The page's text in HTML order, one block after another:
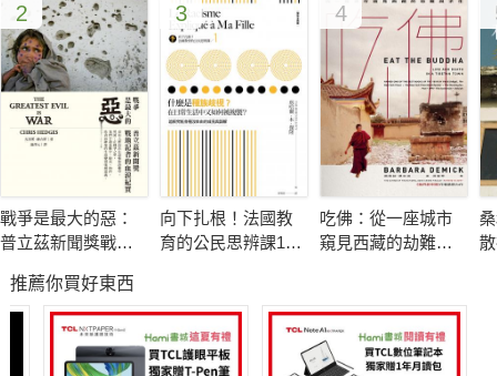
計，除了用餐區，洗手間也是店鋪設計能夠發揮的地方。本書蒐
錄500張吸睛店鋪設計的圖片，具體陳述每一個設計手法、材質
以及特色，提供消費大眾找尋打卡熱點、設計師尋找設計創意想
法的實質參考指標。
2
戰爭是最大的惡：
普立茲新聞獎戰地
3
向下扎根！法國教
育的公民思辨課1－
又如何被複
製？」：追根究柢
各種沒來由的成見
4
吃佛：從一座城市
窺見西藏的劫難與
推薦你買好東西